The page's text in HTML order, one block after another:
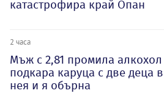
катастрофира край Опан
2 часа
Мъж с 2,81 промила алкохол
подкара каруца с две деца в
нея и я обърна